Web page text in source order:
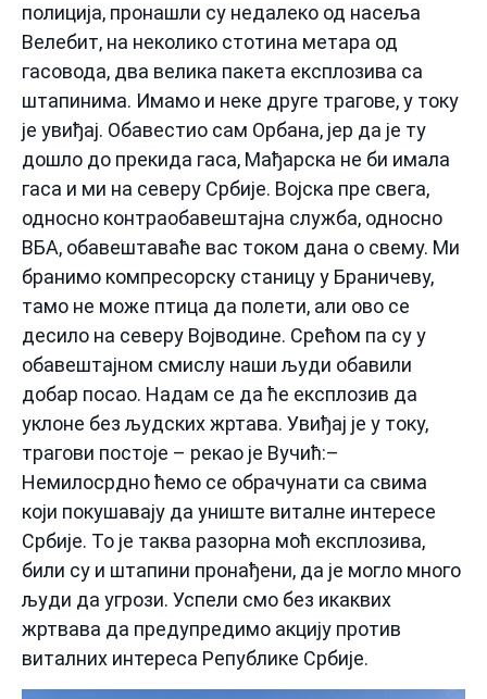
полиција, пронашли су недалеко од насеља
Велебит, на неколико стотина метара од
гасовода, два велика пакета експлозива са
штапинима. Имамо и неке друге трагове, у току
је увиђај. Обавестио сам Орбана, јер да је ту
дошло до прекида гаса, Мађарска не би имала
гаса и ми на северу Србије. Војска пре свега,
односно контраобавештајна служба, односно
ВБА, обавештаваће вас током дана о свему. Ми
бранимо компресорску станицу у Браничеву,
тамо не може птица да полети, али ово се
десило на северу Војводине. Срећом па су у
обавештајном смислу наши људи обавили
добар посао. Надам се да ће експлозив да
уклоне без људских жртава. Увиђај је у току,
трагови постоје – рекао је Вучић:–
Немилосрдно ћемо се обрачунати са свима
који покушавају да униште виталне интересе
Србије. То је таква разорна моћ експлозива,
били су и штапини пронађени, да је могло много
људи да угрози. Успели смо без икаквих
жртвава да предупредимо акцију против
виталних интереса Републике Србије.